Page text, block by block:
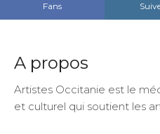
Fans
A propos
Artistes Occitanie est le
et culturel qui soutient les